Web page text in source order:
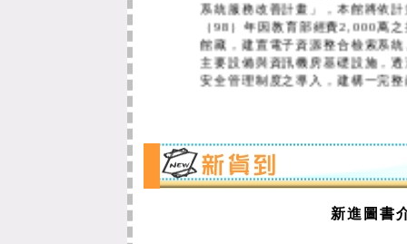
（98）年因教育部經費2,000萬
館藏，建置電子資源整合檢索系
主要設備與資訊機房基礎設施，
安全管理制度之導入，建構一完
路環境，期能提供更優質及完善
辦理借用安裝光碟。
前）、一樓讀者自修室及二樓圖
新進圖